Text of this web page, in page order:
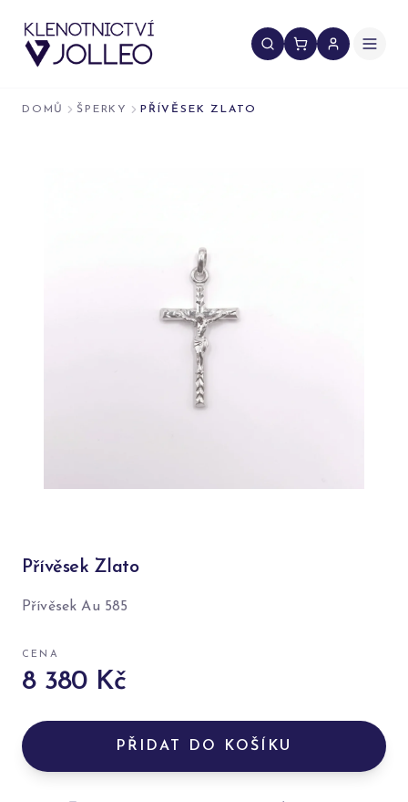
DOMŮ ŠPERKY PŘÍVĚSEK ZLATO
Přívěsek Zlato
Přívěsek Au 585
CENA
8 380 Kč
PŘIDAT DO KOŠÍKU